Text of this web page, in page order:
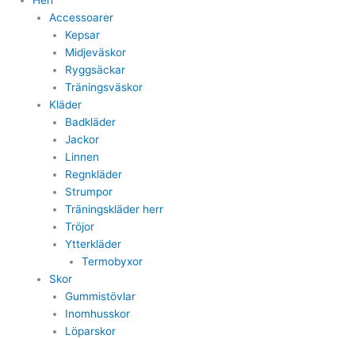
Accessoarer
Kepsar
Midjeväskor
Ryggsäckar
Träningsväskor
Kläder
Badkläder
Jackor
Linnen
Regnkläder
Strumpor
Träningskläder herr
Tröjor
Ytterkläder
Termobyxor
Skor
Gummistövlar
Inomhusskor
Löparskor